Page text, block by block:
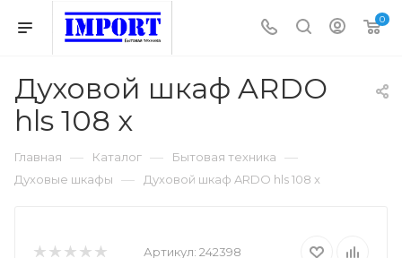
0
Духовой шкаф ARDO
hls 108 x
Главная — Каталог — Бытовая техника —
Духовые шкафы — Духовой шкаф ARDO hls 108 x
Артикул: 242398